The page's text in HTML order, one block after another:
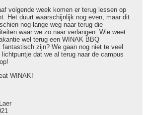
volgende week komen er terug lessen op
Het duurt waarschijnlijk nog even, maar dit
nog lange weg naar terug die
waar we zo naar verlangen. Wie weet
wel terug een WINAK BBQ
zijn? We gaan nog niet te veel
dat we al terug naar de campus
WINAK!